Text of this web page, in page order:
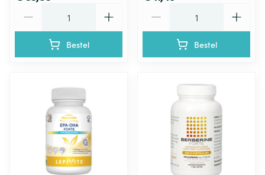
Bestel Bestel